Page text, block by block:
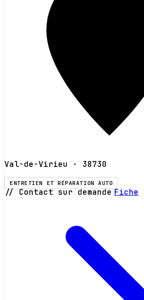
Val-de-Virieu · 38730
ENTRETIEN ET RÉPARATION AUTO
// Contact sur demande Fiche